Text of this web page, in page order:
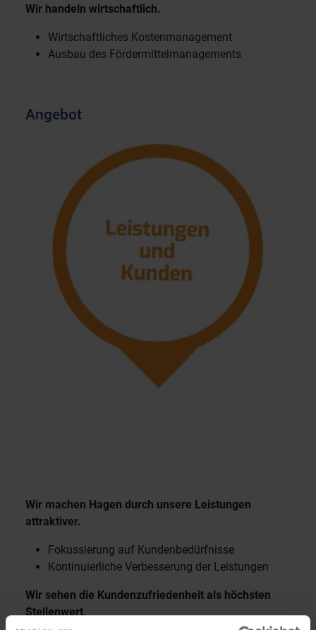
Wir handeln wirtschaftlich.
Wirtschaftliches Kostenmanagement
Ausbau des Fördermittelmanagements
Angebot
Wir machen Hagen durch unsere Leistungen
attraktiver.
Fokussierung auf Kundenbedürfnisse
Kontinuierliche Verbesserung der Leistungen
Wir sehen die Kundenzufriedenheit als höchsten
Stellenwert.